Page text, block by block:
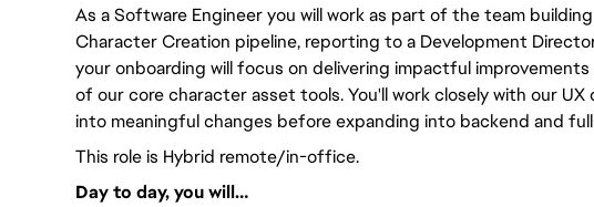
As a Software Engineer you will work as part of the team
Character Creation pipeline, reporting to a Development
your onboarding will focus on delivering impactful
of our core character asset tools. You'll work closely with our
into meaningful changes before expanding into backend and
This role is Hybrid remote/in-office.
Day to day, you will…